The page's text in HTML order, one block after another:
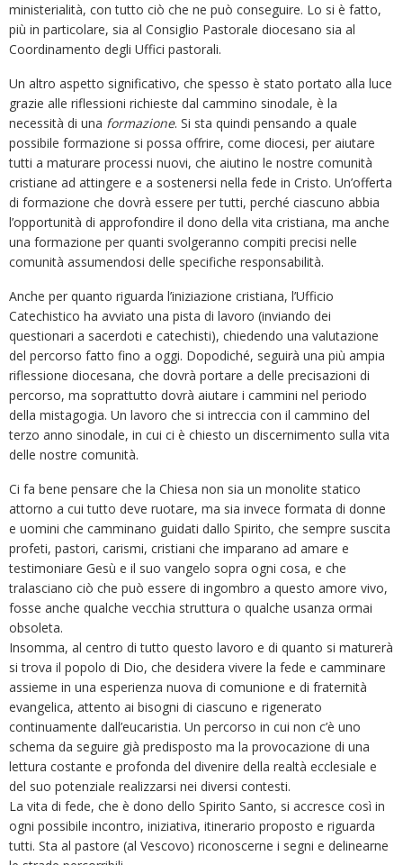
ministerialità, con tutto ciò che ne può conseguire. Lo si è fatto,
più in particolare, sia al Consiglio Pastorale diocesano sia al
Coordinamento degli Uffici pastorali.
Un altro aspetto significativo, che spesso è stato portato alla luce
grazie alle riflessioni richieste dal cammino sinodale, è la
necessità di una formazione. Si sta quindi pensando a quale
possibile formazione si possa offrire, come diocesi, per aiutare
tutti a maturare processi nuovi, che aiutino le nostre comunità
cristiane ad attingere e a sostenersi nella fede in Cristo. Un’offerta
di formazione che dovrà essere per tutti, perché ciascuno abbia
l’opportunità di approfondire il dono della vita cristiana, ma anche
una formazione per quanti svolgeranno compiti precisi nelle
comunità assumendosi delle specifiche responsabilità.
Anche per quanto riguarda l’iniziazione cristiana, l’Ufficio
Catechistico ha avviato una pista di lavoro (inviando dei
questionari a sacerdoti e catechisti), chiedendo una valutazione
del percorso fatto fino a oggi. Dopodiché, seguirà una più ampia
riflessione diocesana, che dovrà portare a delle precisazioni di
percorso, ma soprattutto dovrà aiutare i cammini nel periodo
della mistagogia. Un lavoro che si intreccia con il cammino del
terzo anno sinodale, in cui ci è chiesto un discernimento sulla vita
delle nostre comunità.
Ci fa bene pensare che la Chiesa non sia un monolite statico
attorno a cui tutto deve ruotare, ma sia invece formata di donne
e uomini che camminano guidati dallo Spirito, che sempre suscita
profeti, pastori, carismi, cristiani che imparano ad amare e
testimoniare Gesù e il suo vangelo sopra ogni cosa, e che
tralasciano ciò che può essere di ingombro a questo amore vivo,
fosse anche qualche vecchia struttura o qualche usanza ormai
obsoleta.
Insomma, al centro di tutto questo lavoro e di quanto si maturerà
si trova il popolo di Dio, che desidera vivere la fede e camminare
assieme in una esperienza nuova di comunione e di fraternità
evangelica, attento ai bisogni di ciascuno e rigenerato
continuamente dall’eucaristia. Un percorso in cui non c’è uno
schema da seguire già predisposto ma la provocazione di una
lettura costante e profonda del divenire della realtà ecclesiale e
del suo potenziale realizzarsi nei diversi contesti.
La vita di fede, che è dono dello Spirito Santo, si accresce così in
ogni possibile incontro, iniziativa, itinerario proposto e riguarda
tutti. Sta al pastore (al Vescovo) riconoscerne i segni e delinearne